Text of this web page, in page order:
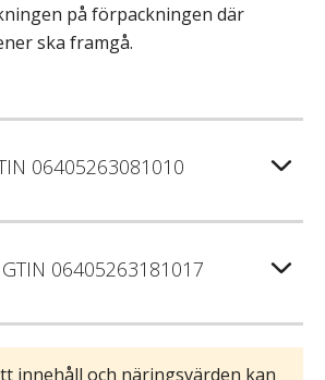
på förpackningen där
ska framgå.
06405263081010
GTIN 06405263181017
innehåll och näringsvärden kan